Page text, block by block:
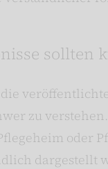
sollten
zu
oder
dargestellt